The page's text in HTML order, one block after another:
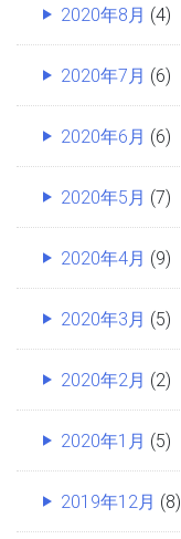
2020年8月 (4)
2020年7月 (6)
2020年6月 (6)
2020年5月 (7)
2020年4月 (9)
2020年3月 (5)
2020年2月 (2)
2020年1月 (5)
2019年12月 (8)